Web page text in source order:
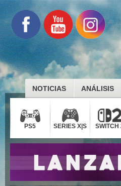
NOTICIAS ANÁLISIS
PS5 SERIES X|S SWITCH